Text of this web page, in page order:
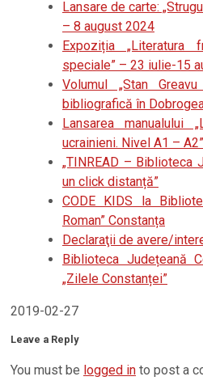
Lansare de carte:
– 8 august 2024
Expoziția „Literatura
speciale” – 23 iulie-15
Volumul „Stan
bibliografică în
Lansarea manualului
ucrainieni. Nivel A1 – A2”
„TINREAD – Biblioteca
un click distanță”
CODE KIDS la
Roman” Constanța
Declaraţii de avere/
Biblioteca Județeană
„Zilele Constanței”
2019-02-27
Leave a Reply
You must be logged in to post a